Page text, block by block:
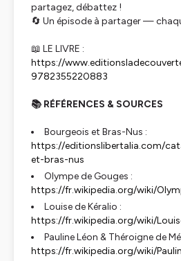
partagez, débattez !
🔄 Un épisode à partager —
📖 LE LIVRE :
https://
9782355220883
📚 RÉFÉRENCES & SOURCES
Bourgeois et Bras-Nus :
https://editionslibertalia.com/
et-bras-nus
Olympe de Gouges :
https://fr.wikipedia.org/wiki/
Louise de Kéralio :
https://fr.wikipedia.org/wiki/
Pauline Léon & Théroigne de
https://fr.wikipedia.org/wiki/